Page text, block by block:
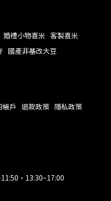
婚禮小物喜米 客製喜米
國產非基改大豆
帳戶 退款政策 隱私政策
，13:30~17:00